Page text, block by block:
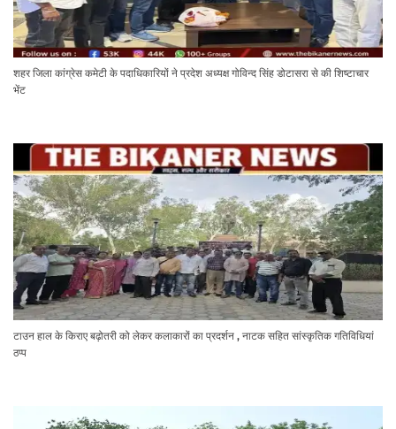
शहर जिला कांग्रेस कमेटी के पदाधिकारियों ने प्रदेश अध्यक्ष गोविन्द सिंह डोटासरा से की शिष्टाचार
भेंट
टाउन हाल के किराए बढ़ोतरी को लेकर कलाकारों का प्रदर्शन , नाटक सहित सांस्कृतिक गतिविधियां
ठप्प